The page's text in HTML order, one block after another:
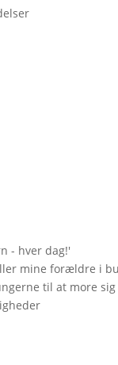
- hver dag!'
mine forældre i
til at more sig